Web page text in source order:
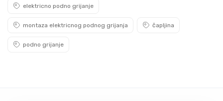
elektricno podno grijanje
montaza elektricnog podnog grijanja čapljina
podno grijanje